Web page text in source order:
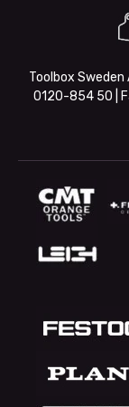
Toolbox
0120-854 50 |